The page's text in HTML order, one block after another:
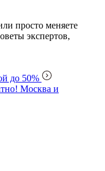
просто меняете
экспертов,
до 50%
Москва и